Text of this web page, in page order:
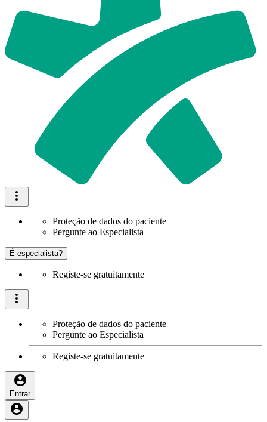
Proteção de dados do paciente
Pergunte ao Especialista
É especialista?
Registe-se gratuitamente
Proteção de dados do paciente
Pergunte ao Especialista
Registe-se gratuitamente
Entrar